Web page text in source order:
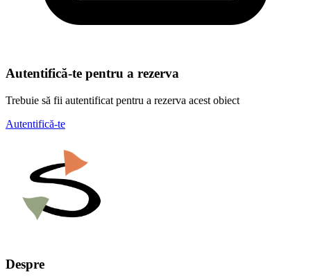
Autentifică-te pentru a rezerva
Trebuie să fii autentificat pentru a rezerva acest obiect
Autentifică-te
Despre